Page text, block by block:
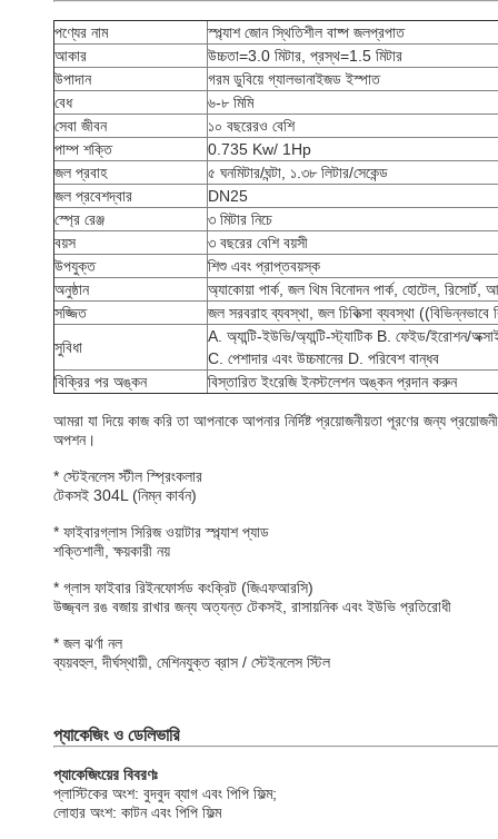
পণ্যের নাম
স্প্ল্যাশ জোন স্থিতিশীল বাষ্প জলপ্রপাত
আকার
উচ্চতা=3.0 মিটার, প্রস্থ=1.5 মিটার
উপাদান
গরম ডুবিয়ে গ্যালভানাইজড ইস্পাত
বেধ
৬-৮ মিমি
সেবা জীবন
১০ বছরেরও বেশি
পাম্প শক্তি
0.735 Kw/ 1Hp
জল প্রবাহ
৫ ঘনমিটার/ঘন্টা, ১.৩৮ লিটার/সেকেন্ড
জল প্রবেশদ্বার
DN25
স্প্রে রেঞ্জ
৩ মিটার নিচে
বয়স
৩ বছরের বেশি বয়সী
উপযুক্ত
শিশু এবং প্রাপ্তবয়স্ক
অনুষ্ঠান
অ্যাকোয়া পার্ক, জল থিম বিনোদন পার্ক, হোটেল,
সজ্জিত
জল সরবরাহ ব্যবস্থা, জল চিকিত্সা ব্যবস্থা ((বিভিন্নভাবে
সুবিধা
A. অ্যান্টি-ইউভি/অ্যান্টি-স্ট্যাটিক B. ফেইড/ইরোশন/
C. পেশাদার এবং উচ্চমানের D. পরিবেশ বান্ধব
বিক্রির পর অঙ্কন
বিস্তারিত ইংরেজি ইনস্টলেশন অঙ্কন প্রদান করুন
আমরা যা দিয়ে কাজ করি তা আপনাকে আপনার নির্দিষ্ট প্রয়োজনীয়তা পূরণের জন্য
অপশন।
* স্টেইনলেস স্টীল স্প্রিংকলার
টেকসই 304L (নিম্ন কার্বন)
* ফাইবারগ্লাস সিরিজ ওয়াটার স্প্ল্যাশ প্যাড
শক্তিশালী, ক্ষয়কারী নয়
* গ্লাস ফাইবার রিইনফোর্সড কংক্রিট (জিএফআরসি)
উজ্জ্বল রঙ বজায় রাখার জন্য অত্যন্ত টেকসই, রাসায়নিক এবং ইউভি প্রতিরোধী
* জল ঝর্ণা নল
ব্যয়বহুল, দীর্ঘস্থায়ী, মেশিনযুক্ত ব্রাস / স্টেইনলেস স্টিল
প্যাকেজিং ও ডেলিভারি
প্যাকেজিংয়ের বিবরণঃ
প্লাস্টিকের অংশ: বুদবুদ ব্যাগ এবং পিপি ফিল্ম;
লোহার অংশ: কাটন এবং পিপি ফিল্ম